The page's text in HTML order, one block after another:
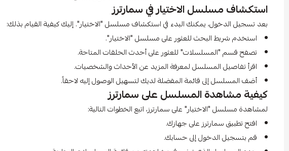
استكشاف مسلسل الاختيار في سمارترز
بعد تسجيل الدخول، يمكنك البدء في استكشاف مسلسل "الاختيار". إليك كيفية القيام بذلك:
استخدم شريط البحث للعثور على مسلسل "الاختيار".
تصفح قسم "المسلسلات" للعثور على أحدث الحلقات المتاحة.
اقرأ تفاصيل المسلسل لمعرفة المزيد عن الأحداث والشخصيات.
أضف المسلسل إلى قائمة المفضلة لديك لتسهيل الوصول إليه لاحقاً.
كيفية مشاهدة المسلسل على سمارترز
لمشاهدة مسلسل "الاختيار" على سمارترز، اتبع الخطوات التالية:
افتح تطبيق سمارترز على جهازك.
قم بتسجيل الدخول إلى حسابك.